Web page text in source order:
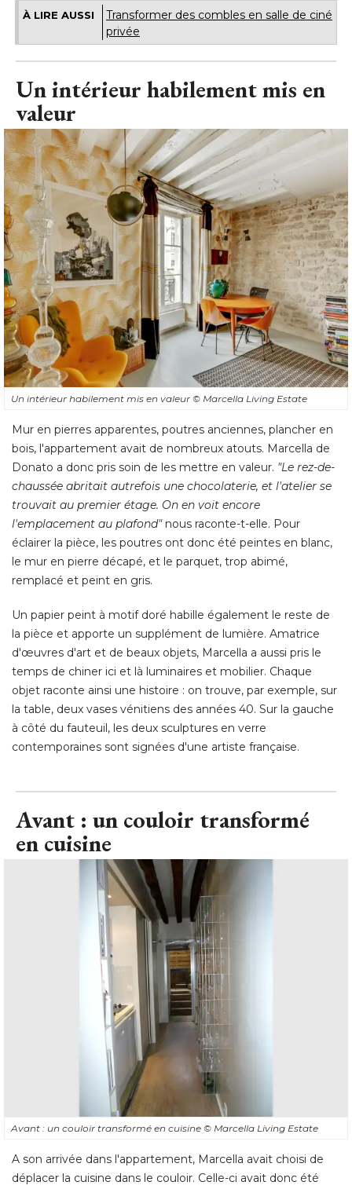
À LIRE AUSSI
Transformer des combles en salle de ciné
privée
Un intérieur habilement mis en
valeur
Un intérieur habilement mis en valeur © Marcella Living Estate
Mur en pierres apparentes, poutres anciennes, plancher en
bois, l'appartement avait de nombreux atouts. Marcella de
Donato a donc pris soin de les mettre en valeur. "Le rez-de-
chaussée abritait autrefois une chocolaterie, et l'atelier se
trouvait au premier étage. On en voit encore
l'emplacement au plafond"nous raconte-t-elle. Pour
éclairer la pièce, les poutres ont donc été peintes en blanc,
le mur en pierre décapé, et le parquet, trop abimé,
remplacé et peint en gris.
Un papier peint à motif doré habille également le reste de
la pièce et apporte un supplément de lumière. Amatrice
d'œuvres d'art et de beaux objets, Marcella a aussi pris le
temps de chiner ici et là luminaires et mobilier. Chaque
objet raconte ainsi une histoire : on trouve, par exemple, sur
la table, deux vases vénitiens des années 40. Sur la gauche
à côté du fauteuil, les deux sculptures en verre
contemporaines sont signées d'une artiste française.
Avant : un couloir transformé
en cuisine
Avant : un couloir transformé en cuisine © Marcella Living Estate
A son arrivée dans l'appartement, Marcella avait choisi de
déplacer la cuisine dans le couloir. Celle-ci avait donc été